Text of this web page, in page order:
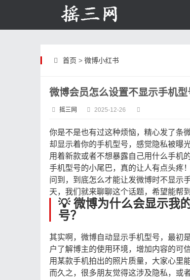
首页 > 微博小红书
微博会员怎么设置不显示手机
摇三网 2025-12-26
你是不是也有过这种烦恼，精心发了条
却显示着你的手机型号，感觉隐私被曝
用着新款或者不想暴露自己用什么手机
手机型号的小尾巴，真的让人有点头疼
问到，到底怎么才能让发微博时不显示
天，我们就来聊聊这个话题，希望能帮到
💡 微博为什么会显示我
号？
其实啊，微博自动显示手机型号，最初
户了解博主的使用环境，增加内容的可
用某款手机拍出的照片质量，大家心里
而久之，很多朋友觉得这涉及隐私，或